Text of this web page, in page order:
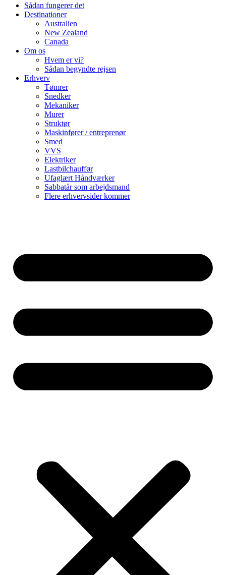
Sådan fungerer det
Destinationer
Australien
New Zealand
Canada
Om os
Hvem er vi?
Sådan begyndte rejsen
Erhverv
Tømrer
Snedker
Mekaniker
Murer
Struktør
Maskinfører / entreprenør
Smed
VVS
Elektriker
Lastbilchauffør
Ufaglært Håndværker
Sabbatår som arbejdsmand
Flere erhvervsider kommer